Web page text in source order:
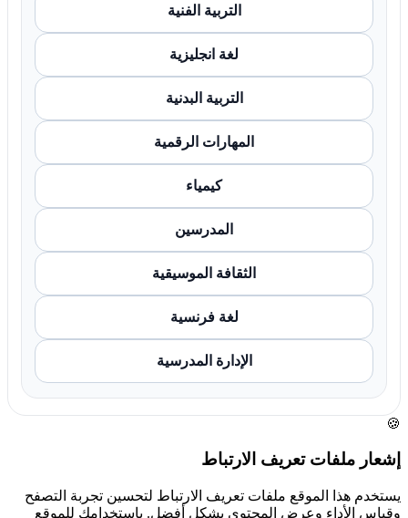
التربية الفنية
لغة انجليزية
التربية البدنية
المهارات الرقمية
كيمياء
المدرسين
الثقافة الموسيقية
لغة فرنسية
الإدارة المدرسية
🍪
إشعار ملفات تعريف الارتباط
يستخدم هذا الموقع ملفات تعريف الارتباط لتحسين تجربة التصفح
وقياس الأداء وعرض المحتوى بشكل أفضل. باستخدامك للموقع